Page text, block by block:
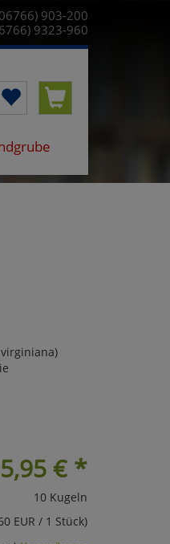
903-200
9323-960
5,95 €*
10 Kugeln
EUR / 1 Stück)